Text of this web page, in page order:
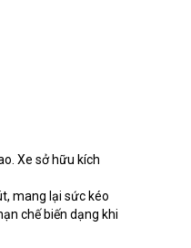
Xe sở hữu kích
mang lại sức kéo
chế biến dạng khi